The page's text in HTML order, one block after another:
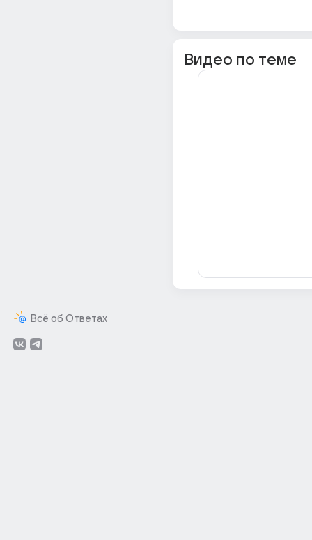
Всё об Ответах
Видео по теме